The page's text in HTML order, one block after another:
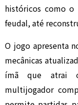
históricos como o
feudal, até
O jogo apresenta
mecânicas
ímã que atrai
multijogador